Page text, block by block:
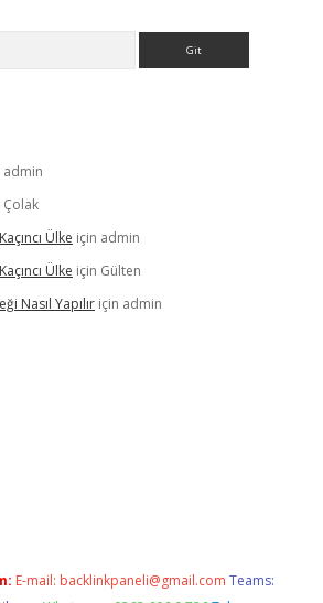
admin
Çolak
Ülke için admin
Ülke için Gülten
Nasıl Yapılır için admin
E-mail: backlinkpaneli@gmail.com Teams: